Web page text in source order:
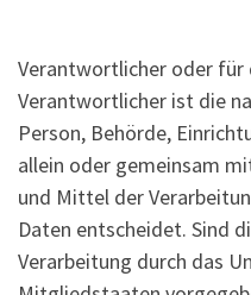
Verantwortlicher oder für
Verantwortlicher ist die
Person, Behörde,
allein oder gemeinsam
und Mittel der
Daten entscheidet. Sind
Verarbeitung durch das